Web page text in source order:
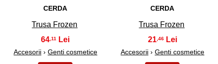
CERDA
Trusa Frozen
64 ,11
Accesorii› Genti cosmetice
CERDA
Trusa Frozen
21 ,46
Accesorii› Genti cosmetice